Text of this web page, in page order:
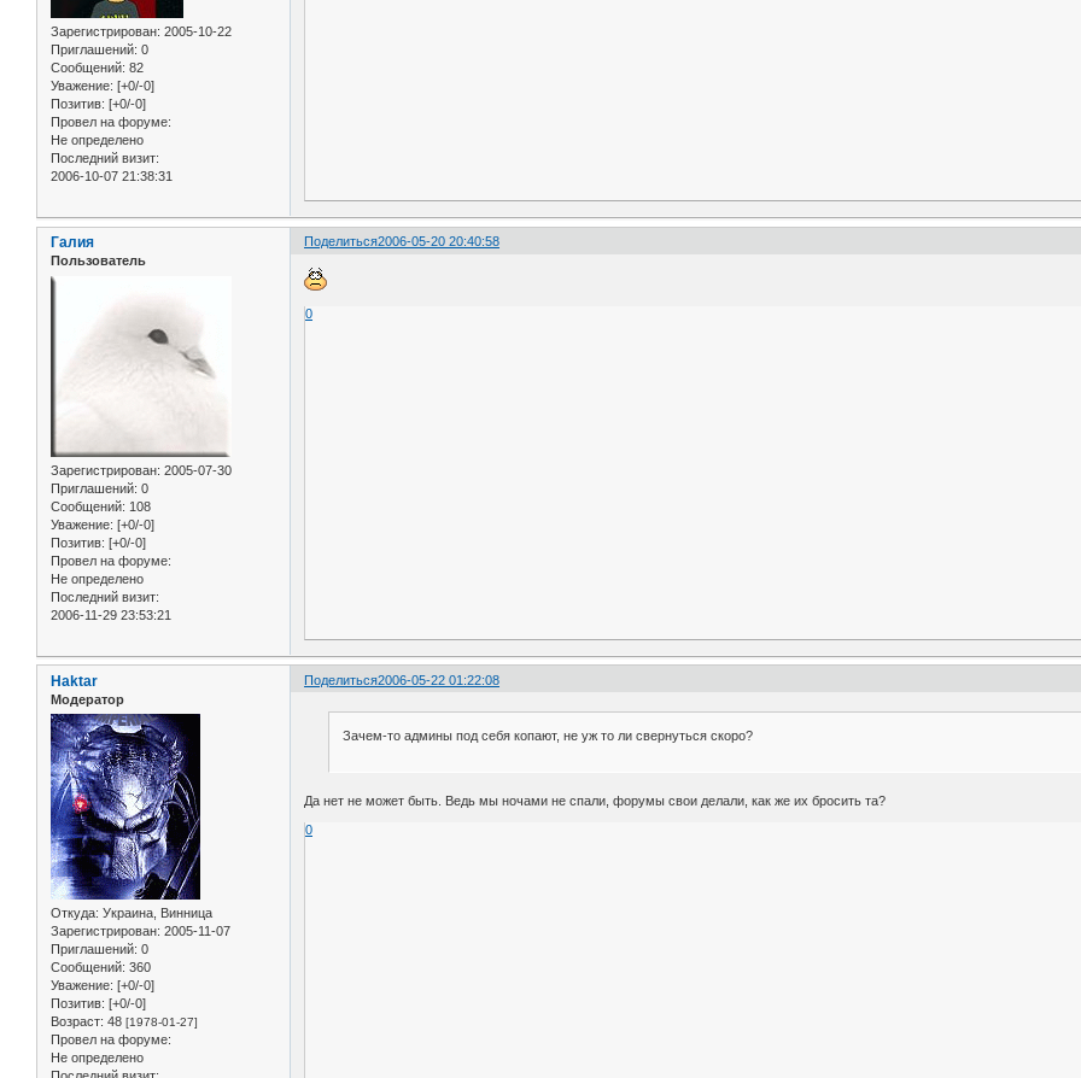
Зарегистрирован: 2005-10-22
Приглашений: 0
Сообщений: 82
Уважение: [+0/-0]
Позитив: [+0/-0]
Провел на форуме:
Не определено
Последний визит:
2006-10-07 21:38:31
Поделиться2006-05-20 20:40:58
Галия
Пользователь
Зарегистрирован: 2005-07-30
Приглашений: 0
Сообщений: 108
Уважение: [+0/-0]
Позитив: [+0/-0]
Провел на форуме:
Не определено
Последний визит:
2006-11-29 23:53:21
0
Поделиться2006-05-22 01:22:08
Haktar
Модератор
Откуда: Украина, Винница
Зарегистрирован: 2005-11-07
Приглашений: 0
Сообщений: 360
Уважение: [+0/-0]
Позитив: [+0/-0]
Возраст: 48 [1978-01-27]
Провел на форуме:
Не определено
Зачем-то админы под себя копают, не уж то ли свернуться скоро?
Да нет не может быть. Ведь мы ночами не спали, форумы свои делали, как же их бросить та?
0